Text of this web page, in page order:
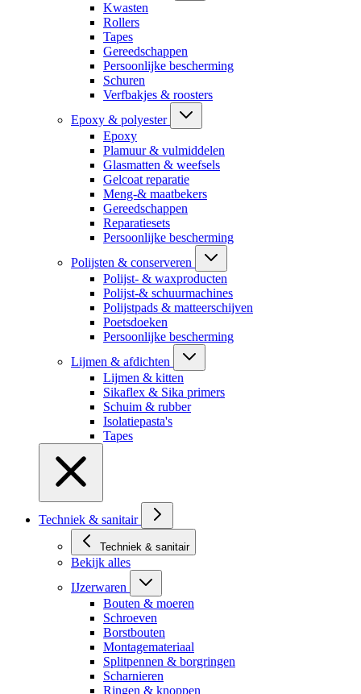
Kwasten
Rollers
Tapes
Gereedschappen
Persoonlijke bescherming
Schuren
Verfbakjes & roosters
Epoxy & polyester
Epoxy
Plamuur & vulmiddelen
Glasmatten & weefsels
Gelcoat reparatie
Meng-& maatbekers
Gereedschappen
Reparatiesets
Persoonlijke bescherming
Polijsten & conserveren
Polijst- & waxproducten
Polijst-& schuurmachines
Polijstpads & matteerschijven
Poetsdoeken
Persoonlijke bescherming
Lijmen & afdichten
Lijmen & kitten
Sikaflex & Sika primers
Schuim & rubber
Isolatiepasta's
Tapes
Techniek & sanitair
Techniek & sanitair
Bekijk alles
IJzerwaren
Bouten & moeren
Schroeven
Borstbouten
Montagemateriaal
Splitpennen & borgringen
Scharnieren
Ringen & knoppen